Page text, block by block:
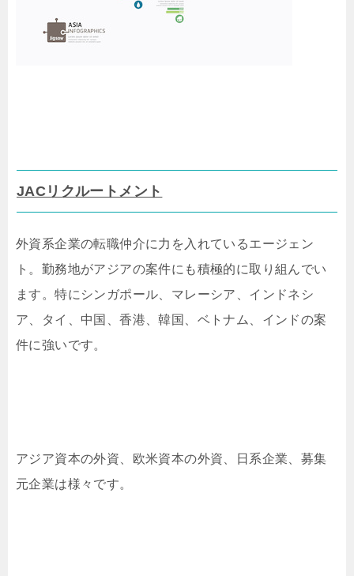
JACリクルートメント
外資系企業の転職仲介に力を入れているエージェン
ト。勤務地がアジアの案件にも積極的に取り組んでい
ます。特にシンガポール、マレーシア、インドネシ
ア、タイ、中国、香港、韓国、ベトナム、インドの案
件に強いです。
アジア資本の外資、欧米資本の外資、日系企業、募集
元企業は様々です。